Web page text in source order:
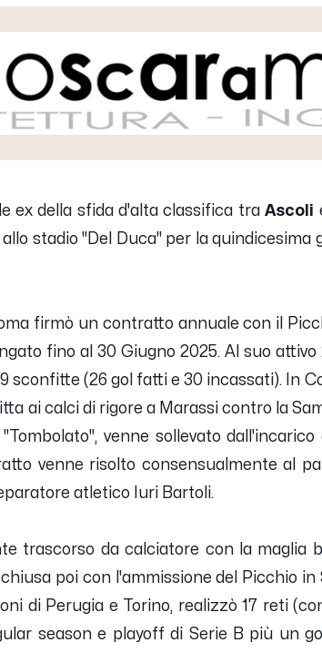
ex della sfida d'alta classifica traAscoli
stadio "Del Duca" per la
firmò un contratto annuale con il
fino al 30 Giugno 2025. Al suo
sconfitte (26 gol fatti e 30 incassati). In
ai calci di rigore a Marassi contro la
venne sollevato
venne risolto consensualmente al
atletico Iuri Bartoli.
trascorso da calciatore con la maglia
poi con l'ammissione del Picchio in
di Perugia e Torino, realizzò 17 reti
season e playoff di Serie B più un